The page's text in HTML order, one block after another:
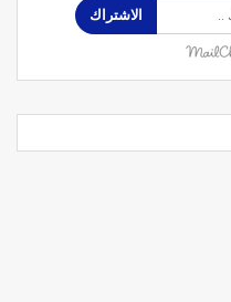
الاشتراك